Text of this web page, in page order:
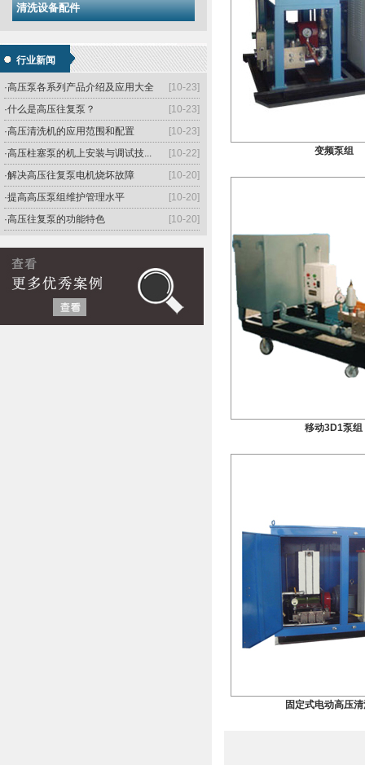
清洗设备配件
行业新闻
[10-26]
·简述高压往复泵用途及特点
[10-26]
·介绍高压柱塞泵的工作原理和过程
[10-26]
·高压柱塞泵在工业中的作用和使...
[10-23]
·高压泵各系列产品介绍及应用大全
[10-23]
·什么是高压往复泵？
[10-23]
·高压清洗机的应用范围和配置
[10-22]
·高压柱塞泵的机上安装与调试技...
[10-20]
·解决高压往复泵电机烧坏故障
[10-20]
·提高高压泵组维护管理水平
[10-20]
·高压往复泵的功能特色
变频泵组
移动3D1泵组
固定式电动高压